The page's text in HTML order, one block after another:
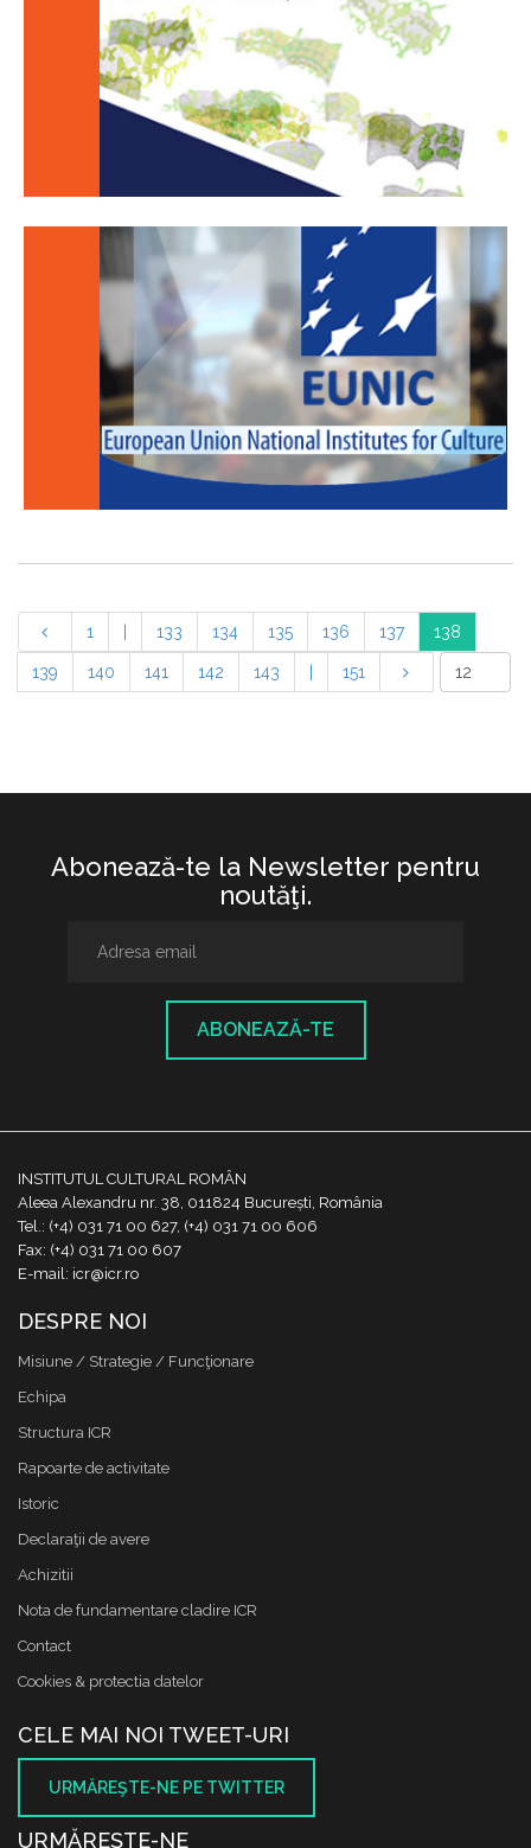
1 133 134 135 136 137 138
139 140 141 142 143 151
Abonează-te la Newsletter pentru
noutăţi.
ABONEAZĂ-TE
INSTITUTUL CULTURAL ROMÂN
Aleea Alexandru nr. 38, 011824 București, România
Tel.: (+4) 031 71 00 627, (+4) 031 71 00 606
Fax: (+4) 031 71 00 607
E-mail: icr@icr.ro
DESPRE NOI
Misiune / Strategie / Funcţionare
Echipa
Structura ICR
Rapoarte de activitate
Istoric
Declaraţii de avere
Achizitii
Nota de fundamentare cladire ICR
Contact
Cookies & protectia datelor
CELE MAI NOI TWEET-URI
URMĂREŞTE-NE PE TWITTER
URMĂREŞTE-NE